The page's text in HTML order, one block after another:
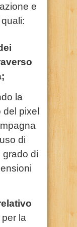
e
la
del pixel
di
grado di
la